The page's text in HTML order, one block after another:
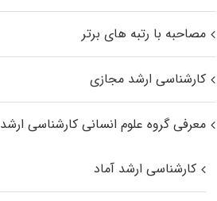
مصاحبه با رتبه های برتر
کارشناسی ارشد مجازی
معرفی گروه علوم انسانی کارشناسی ارشد
کارشناسی ارشد آماد